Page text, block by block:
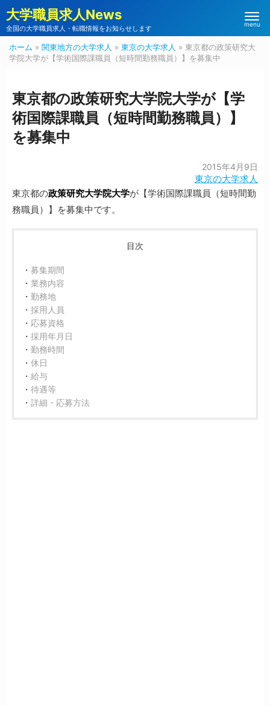
大学職員求人News
全国の大学職員求人・転職情報をお知らせします menu
ホーム » 関東地方の大学求人 » 東京の大学求人 » 東京都の政策研究大
学院大学が【学術国際課職員（短時間勤務職員）】を募集中
東京都の政策研究大学院大学が【学
術国際課職員（短時間勤務職員）】
を募集中
2015年4月9日
東京の大学求人
東京都の政策研究大学院大学が【学術国際課職員（短時間勤
務職員）】を募集中です。
目次
募集期間
業務内容
勤務地
採用人員
応募資格
採用年月日
勤務時間
休日
給与
待遇等
詳細・応募方法